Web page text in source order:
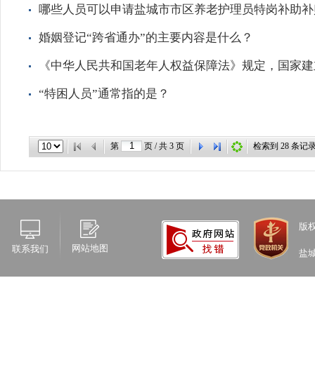
哪些人员可以申请盐城市市区养老护理员特岗补助
婚姻登记“跨省通办”的主要内容是什么？
《中华人民共和国老年人权益保障法》规定，国家
“特困人员”通常指的是？
第 页 / 共 3 页 检索到 28 条记
联系我们 网站地图
版
盐